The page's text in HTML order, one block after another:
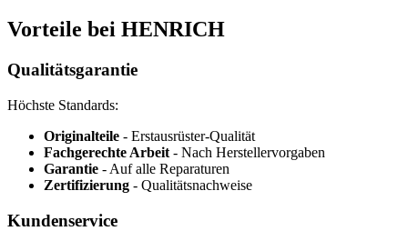
Vorteile bei HENRICH
Qualitätsgarantie
Höchste Standards:
Originalteile - Erstausrüster-Qualität
Fachgerechte Arbeit - Nach Herstellervorgaben
Garantie - Auf alle Reparaturen
Zertifizierung - Qualitätsnachweise
Kundenservice